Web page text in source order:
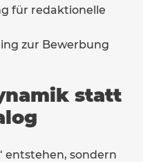
für redaktionelle
zur Bewerbung
statt
entstehen, sondern